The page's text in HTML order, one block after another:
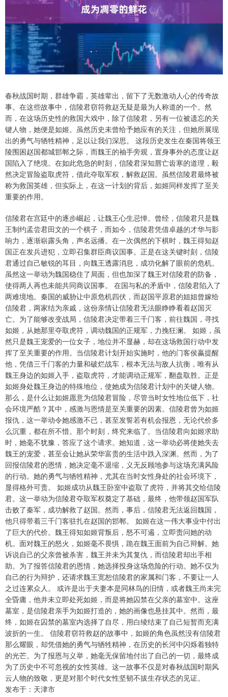
春秋战国时期，群雄争霸，英雄辈出，留下了无数激动人心的传奇故
事。在这些故事中，信陵君窃符救赵无疑是最为人称道的一个。然
而，在这场历史性的救国大戏中，除了信陵君，另有一位被遗忘的关
键人物，她便是如姬。虽然历史未曾给予她应有的关注，但她所展现
出的勇气与牺牲精神，足以让我们深思。 这段历史发生在秦国将领王
陵围困赵国都城邯郸之际，而魏王的袖手旁观，置身事外的态度让赵
国陷入了绝境。在如此危急的时刻，信陵君深知唇亡齿寒的道理，毅
然决定冒险盗取虎符，借此夺取军权，解救赵国。虽然信陵君最终被
称为救国英雄，但实际上，在这一计划的背后，如姬同样发挥了至关
重要的作用。
信陵君在宫廷中的逐步崛起，让魏王心生忌惮。曾经，信陵君只是魏
王制约孟尝君田文的一个棋子，而如今，信陵君凭借卓越的才华与影
响力，逐渐崭露头角，声名远播。在一次偶然的下棋时，魏王得知赵
国正在发兵进犯，立即召集群臣商议国事。正是在这关键时刻，信陵
君通过自己敏锐的耳目，向魏王透露消息，成功化解了眼前的危机。
虽然这一举动为魏国稳住了局面，但也加深了魏王对信陵君的防备，
使得两人再也未能共同商议国事。 在国与私的矛盾中，信陵君陷入了
两难境地。秦国的威胁让中原危机四伏，而赵国平原君的姐姐曾嫁给
信陵君，两家结为亲戚，这份亲情让信陵君无法眼睁睁看着赵国灭
亡。为了能够改变战局，信陵君决定带着三千门客，前往魏国，寻找
如姬，从她那里夺取虎符，调动魏国的正规军，力挽狂澜。 如姬，虽
然只是魏王宠爱的一位女子，地位并不显赫，却在这场救国行动中发
挥了至关重要的作用。当信陵君计划开始实施时，他的门客侯嬴提醒
他，凭借三千门客的力量和破烂战车，根本无法与敌人抗衡，唯有从
魏王身边的如姬入手，盗取虎符，才能调动正规军，翻盘取胜。正是
如姬身处魏王身边的特殊地位，使她成为信陵君计划中的关键人物。
那么，是什么让如姬愿意为信陵君冒险，尽管当时女性地位低下，社
会环境严酷？其中，感激与恩情是至关重要的因素。信陵君曾为如姬
报仇，这一举动令她感激不已，甚至发誓若有机会报恩，无论代价多
么沉重，都在所不惜。那个时刻，终究来临了。当信陵君向如姬求助
时，她毫不犹豫，答应了这个请求。她知道，这一举动必将使她失去
魏王的宠爱，甚至会让她从荣华富贵的生活中跌入深渊。然而，为了
回报信陵君的恩情，她决定毫不退缩，义无反顾地参与这场充满风险
的行动。她的勇气与牺牲精神，尤其在当时女性身处的社会环境下，
显得格外可贵。 如姬成功从魏王卧室中盗取了虎符，并将其交给信陵
君。这一举动为信陵君夺取军权奠定了基础，最终，他带领赵国军队
击败了秦军，成功解救了赵国。然而，事后，信陵君无法返回魏国，
他只得带着三千门客驻扎在赵国的邯郸。 如姬在这一伟大事业中付出
了巨大的代价。魏王得知如姬背叛后，怒不可遏，立即责问她的动
机。面对魏王的怒火，如姬毫不畏惧，跪在魏王面前为自己辩解。她
诉说自己的父亲曾被杀害，魏王并未为其复仇，而信陵君却出手相
助。为了报答信陵君的恩情，她选择投身这场危险的行动。她不仅为
自己的行为辩护，还请求魏王宽恕信陵君的家属和门客，不要让一人
之过连累众人。 或许是出于夫妻本是同林鸟的旧情，或者魏王尚未完
全昏庸，他并未立即处死如姬，而是将她囚禁在父亲的墓室中。这座
墓室，是信陵君亲手为如姬打造的，她的画像也悬挂其中。然而，最
终，如姬在囚禁的墓室内选择了自尽，用白绫结束了自己短暂而充满
波折的一生。 信陵君窃符救赵的故事中，如姬的角色虽然没有信陵君
那么耀眼，却凭借她的勇气与牺牲精神，在历史的长河中闪烁着独特
的光芒。为了报恩与义举，她毫无保留地付出了自己的一切，最终成
为了历史中不可忽视的女性英雄。这一故事不仅是对春秋战国时期风
云人物的致敬，更是对那个时代女性坚韧不拔生存状态的见证。
发布于：天津市